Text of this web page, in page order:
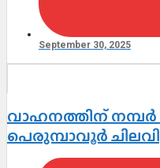
September 30, 2025
വാഹനത്തിന് നമ്പർ
പെരുമ്പാവൂർ
ഇരുപതിനായിരം